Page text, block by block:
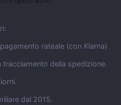
rateale (con Klarna)
della spedizione.
dal 2015.